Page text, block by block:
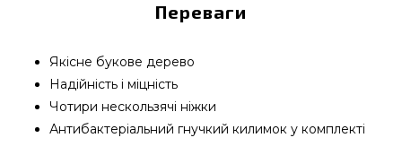
Переваги
Якісне букове дерево
Надійність і міцність
Чотири нескользячі ніжки
Антибактеріальний гнучкий килимок у комплекті